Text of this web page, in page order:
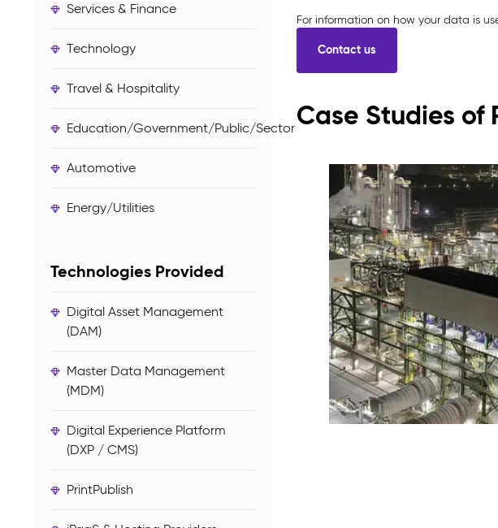
Services & Finance
Technology
Travel & Hospitality
Education/Government/Public/Sector
Automotive
Energy/Utilities
Technologies Provided
Digital Asset Management
(DAM)
Master Data Management
(MDM)
Digital Experience Platform
(DXP / CMS)
PrintPublish
For information on how your data is
Case Studies of